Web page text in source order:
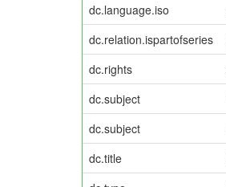
dc.language.iso
dc.relation.ispartofseries
dc.rights
dc.subject
dc.subject
dc.title